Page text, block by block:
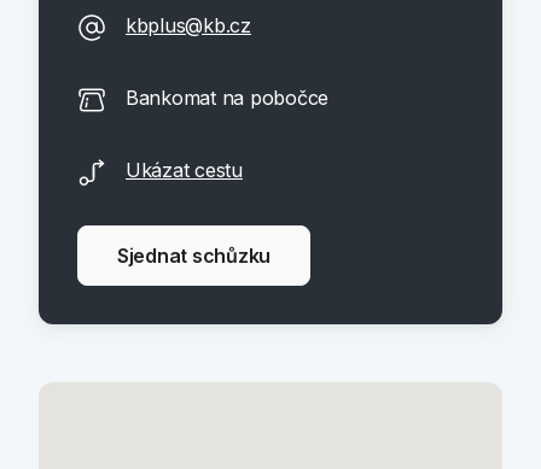
kbplus@kb.cz
Bankomat na pobočce
Ukázat cestu
Sjednat schůzku